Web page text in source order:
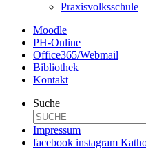
Praxisvolksschule
Moodle
PH-Online
Office365/Webmail
Bibliothek
Kontakt
Suche
Impressum
facebook instagram